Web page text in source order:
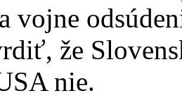
vojne
že
nie.